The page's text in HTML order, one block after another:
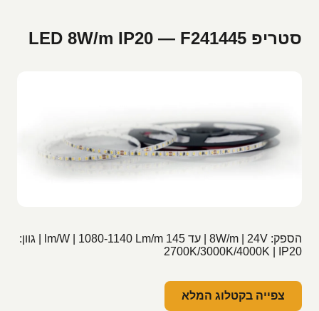
סטריפ LED 8W/m IP20 — F241445
הספק: 8W/m | 24V | עד 145 lm/W | 1080-1140 Lm/m | גוון:
2700K/3000K/4000K | IP20
צפייה בקטלוג המלא